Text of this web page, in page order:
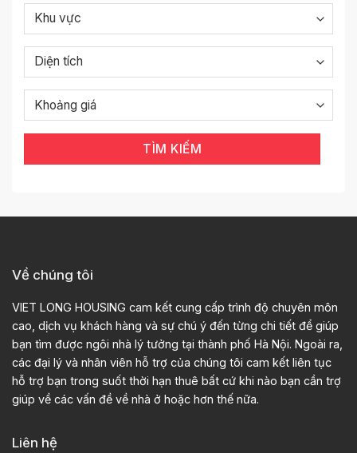
TÌM KIẾM
Về chúng tôi
VIET LONG HOUSING cam kết cung cấp trình độ chuyên môn
cao, dịch vụ khách hàng và sự chú ý đến từng chi tiết để giúp
bạn tìm được ngôi nhà lý tưởng tại thành phố Hà Nội. Ngoài ra,
các đại lý và nhân viên hỗ trợ của chúng tôi cam kết liên tục
hỗ trợ bạn trong suốt thời hạn thuê bất cứ khi nào bạn cần trợ
giúp về các vấn đề về nhà ở hoặc hơn thế nữa.
Liên hệ